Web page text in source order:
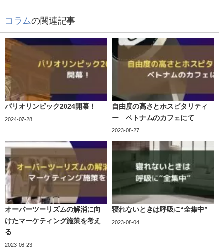
コラムの関連記事
パリオリンピック2024開幕！
2024-07-28
自由度の高さとホスピタリティ
ー ベトナムのカフェにて
2023-08-27
オーバーツーリズムの解消に向
けたマーケティング施策を考え
る
2023-08-23
寝れないときは呼吸に“全集中”
2023-08-04